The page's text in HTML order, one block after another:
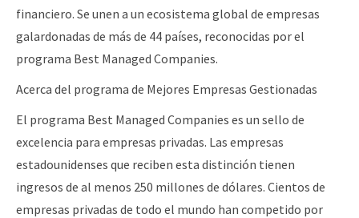
financiero. Se unen a un ecosistema global de empresas
galardonadas de más de 44 países, reconocidas por el
programa Best Managed Companies.
Acerca del programa de Mejores Empresas Gestionadas
El programa Best Managed Companies es un sello de
excelencia para empresas privadas. Las empresas
estadounidenses que reciben esta distinción tienen
ingresos de al menos 250 millones de dólares. Cientos de
empresas privadas de todo el mundo han competido por